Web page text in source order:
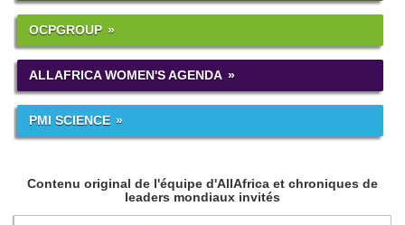
OCPGROUP
ALLAFRICA WOMEN'S AGENDA
PMI SCIENCE
Contenu original de l'équipe d'AllAfrica et chroniques de
leaders mondiaux invités